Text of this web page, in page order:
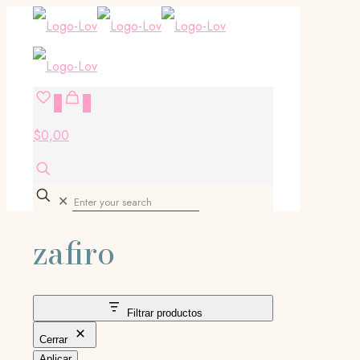
$0,00
✕
zafiro
Filtrar productos
Cerrar